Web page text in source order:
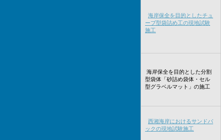
海岸保全を目的としたチュ
ーブ型袋詰め工の現地試験
施工
海岸保全を目的とした分割
型袋体「砂詰め袋体・セル
型グラベルマット」の施工
西湘海岸におけるサンドパ
ックの現地試験施工